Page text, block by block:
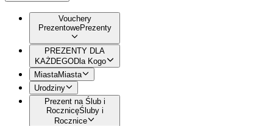
Vouchery
PrezentowePrezenty
PREZENTY DLA
KAŻDEGODla Kogo
MiastaMiasta
Urodziny
Prezent na Ślub i
RocznicęŚluby i
Rocznice